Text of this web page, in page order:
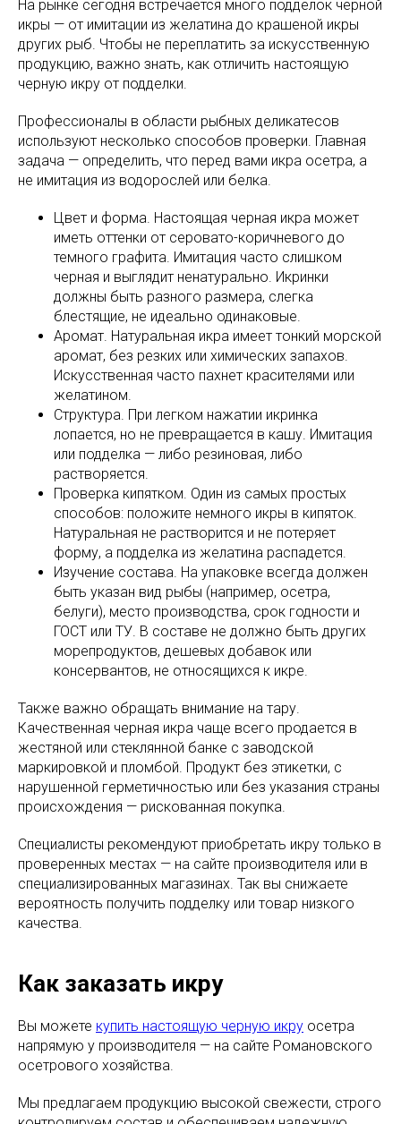
На рынке сегодня встречается много подделок черной
икры — от имитации из желатина до крашеной икры
других рыб. Чтобы не переплатить за искусственную
продукцию, важно знать, как отличить настоящую
черную икру от подделки.
Профессионалы в области рыбных деликатесов
используют несколько способов проверки. Главная
задача — определить, что перед вами икра осетра, а
не имитация из водорослей или белка.
Цвет и форма. Настоящая черная икра может
иметь оттенки от серовато-коричневого до
темного графита. Имитация часто слишком
черная и выглядит ненатурально. Икринки
должны быть разного размера, слегка
блестящие, не идеально одинаковые.
Аромат. Натуральная икра имеет тонкий морской
аромат, без резких или химических запахов.
Искусственная часто пахнет красителями или
желатином.
Структура. При легком нажатии икринка
лопается, но не превращается в кашу. Имитация
или подделка — либо резиновая, либо
растворяется.
Проверка кипятком. Один из самых простых
способов: положите немного икры в кипяток.
Натуральная не растворится и не потеряет
форму, а подделка из желатина распадется.
Изучение состава. На упаковке всегда должен
быть указан вид рыбы (например, осетра,
белуги), место производства, срок годности и
ГОСТ или ТУ. В составе не должно быть других
морепродуктов, дешевых добавок или
консервантов, не относящихся к икре.
Также важно обращать внимание на тару.
Качественная черная икра чаще всего продается в
жестяной или стеклянной банке с заводской
маркировкой и пломбой. Продукт без этикетки, с
нарушенной герметичностью или без указания страны
происхождения — рискованная покупка.
Специалисты рекомендуют приобретать икру только в
проверенных местах — на сайте производителя или в
специализированных магазинах. Так вы снижаете
вероятность получить подделку или товар низкого
качества.
Как заказать икру
Вы можете купить настоящую черную икру осетра
напрямую у производителя — на сайте Романовского
осетрового хозяйства.
Мы предлагаем продукцию высокой свежести, строго